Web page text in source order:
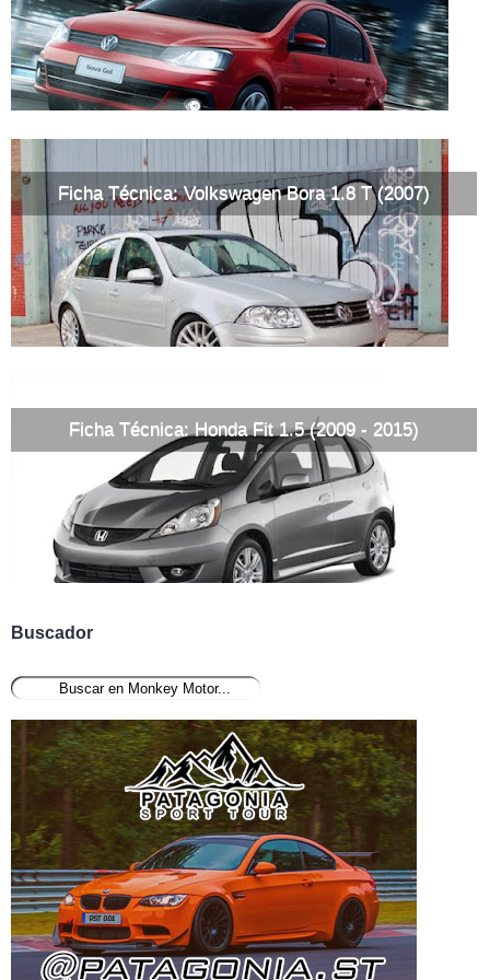
Ficha Técnica: Volkswagen Bora 1.8 T (2007)
Ficha Técnica: Honda Fit 1.5 (2009 - 2015)
Buscador